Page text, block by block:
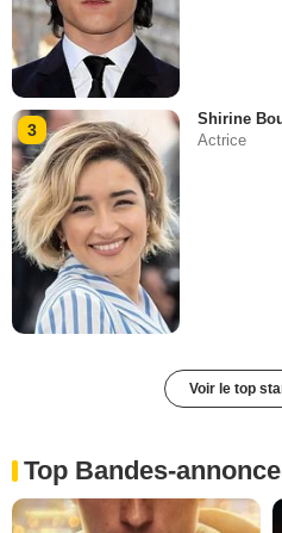
3
Shirine
Actrice
Voir le top
Top Bandes-